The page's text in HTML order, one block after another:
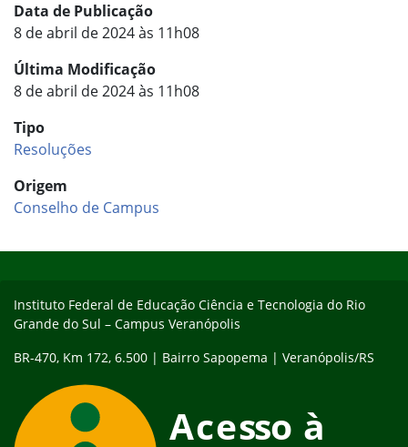
Data de Publicação
8 de abril de 2024 às 11h08
Última Modificação
8 de abril de 2024 às 11h08
Tipo
Resoluções
Origem
Conselho de Campus
Instituto Federal de Educação Ciência e Tecnologia do Rio
Grande do Sul – Campus Veranópolis
BR-470, Km 172, 6.500 | Bairro Sapopema | Veranópolis/RS